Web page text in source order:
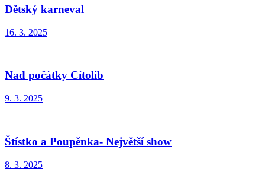
Dětský karneval
16. 3. 2025
Nad počátky Cítolib
9. 3. 2025
Štístko a Poupěnka- Největší show
8. 3. 2025